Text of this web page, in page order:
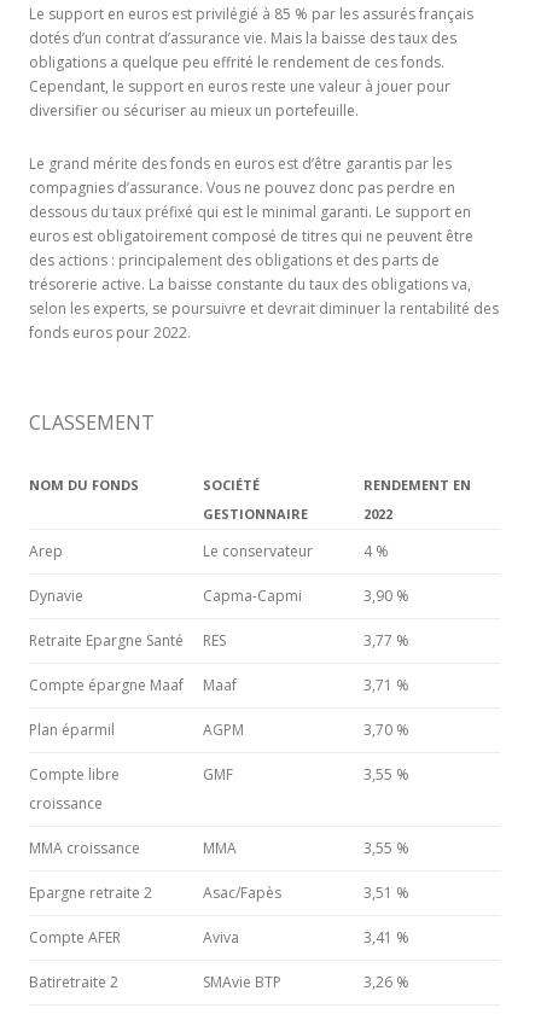
Le support en euros est privilégié à 85 % par les assurés français
dotés d’un contrat d’assurance vie. Mais la baisse des taux des
obligations a quelque peu effrité le rendement de ces fonds.
Cependant, le support en euros reste une valeur à jouer pour
diversifier ou sécuriser au mieux un portefeuille.
Le grand mérite des fonds en euros est d’être garantis par les
compagnies d’assurance. Vous ne pouvez donc pas perdre en
dessous du taux préfixé qui est le minimal garanti. Le support en
euros est obligatoirement composé de titres qui ne peuvent être
des actions : principalement des obligations et des parts de
trésorerie active. La baisse constante du taux des obligations va,
selon les experts, se poursuivre et devrait diminuer la rentabilité des
fonds euros pour 2022.
CLASSEMENT
NOM DU FONDS
SOCIÉTÉ
GESTIONNAIRE
RENDEMENT EN
2022
Arep Le conservateur 4 %
Dynavie Capma-Capmi 3,90 %
Retraite Epargne Santé RES 3,77 %
Compte épargne Maaf Maaf 3,71 %
Plan éparmil AGPM 3,70 %
Compte libre
croissance
GMF 3,55 %
MMA croissance MMA 3,55 %
Epargne retraite 2 Asac/Fapès 3,51 %
Compte AFER Aviva 3,41 %
Batiretraite 2 SMAvie BTP 3,26 %